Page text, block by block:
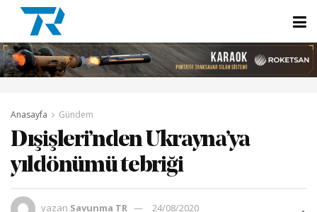
Anasayfa Gündem
Dışişleri’nden Ukrayna’ya
yıldönümü tebriği
yazan Savunma TR
24/08/2020